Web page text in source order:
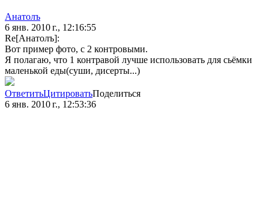
Анатолъ
6 янв. 2010 г., 12:16:55
Re[Анатолъ]:
Вот пример фото, с 2 контровыми.
Я полагаю, что 1 контравой лучше использовать для сьёмки
маленькой еды(суши, дисерты...)
ОтветитьЦитироватьПоделиться
6 янв. 2010 г., 12:53:36